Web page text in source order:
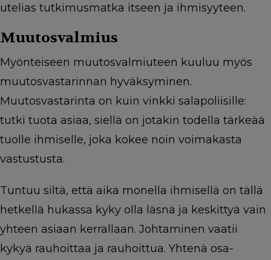
utelias tutkimusmatka itseen ja ihmisyyteen.
Muutosvalmius
Myönteiseen muutosvalmiuteen kuuluu myös
muutosvastarinnan hyväksyminen.
Muutosvastarinta on kuin vinkki salapoliisille:
tutki tuota asiaa, siellä on jotakin todella tärkeää
tuolle ihmiselle, joka kokee noin voimakasta
vastustusta.
Tuntuu siltä, että aika monella ihmisellä on tällä
hetkellä hukassa kyky olla läsnä ja keskittyä vain
yhteen asiaan kerrallaan. Johtaminen vaatii
kykyä rauhoittaa ja rauhoittua. Yhtenä osa-